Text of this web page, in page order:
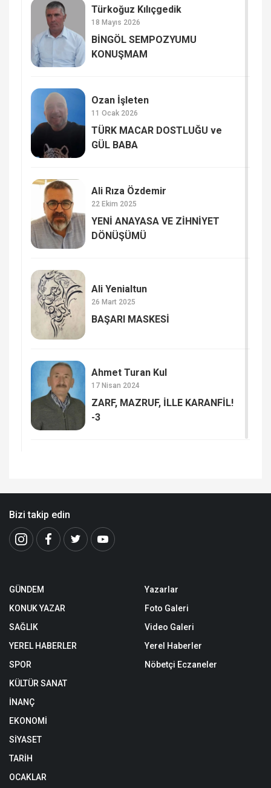
Türkoğuz Kılıçgedik
18 Mayıs 2026
BİNGÖL SEMPOZYUMU
KONUŞMAM
Ozan İşleten
11 Ocak 2026
TÜRK MACAR DOSTLUĞU ve
GÜL BABA
Ali Rıza Özdemir
22 Ekim 2025
YENİ ANAYASA VE ZİHNİYET
DÖNÜŞÜMÜ
Ali Yenialtun
26 Mart 2025
BAŞARI MASKESİ
Ahmet Turan Kul
17 Nisan 2024
ZARF, MAZRUF, İLLE KARANFİL!
-3
Bizi takip edin
GÜNDEM
KONUK YAZAR
SAĞLIK
YEREL HABERLER
SPOR
KÜLTÜR SANAT
İNANÇ
EKONOMİ
SİYASET
TARİH
OCAKLAR
Yazarlar
Foto Galeri
Video Galeri
Yerel Haberler
Nöbetçi Eczaneler